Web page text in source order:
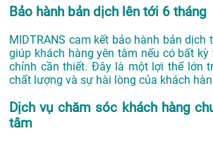
Bảo hành bản dịch lên tới 6 tháng
MIDTRANS cam kết bảo hành bản dịch
giúp khách hàng yên tâm nếu có bất
chỉnh cần thiết. Đây là một lợi thế lớn
chất lượng và sự hài lòng của khách
Dịch vụ chăm sóc khách hàng
tâm